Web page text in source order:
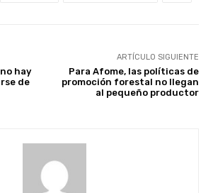
hay
de
ARTÍCULO SIGUIENTE
Para Afome, las políticas de
promoción forestal no llegan
al pequeño productor